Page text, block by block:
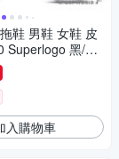
鞋 男鞋 女鞋 皮
Superlogo 黑/白
39542001/39542
入購物車